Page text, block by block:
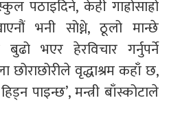
पठाइदिने, केही गाह्रोसाह्रो
भनी सोध्ने, ठूलो मान्छे
भएर हेरविचार गर्नुपर्ने
वृद्धाश्रम कहाँ छ,
पाइन्छ’, मन्त्री बाँस्कोटाले